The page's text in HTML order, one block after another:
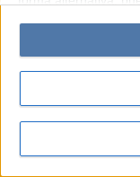
cambiar sus
Tenga en cuenta
personales puede
tiene el derecho de
sus preferencias o